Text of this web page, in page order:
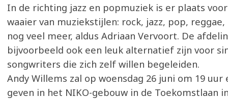
In de richting jazz en popmuziek is er plaats
waaier van muziekstijlen: rock, jazz, pop,
nog veel meer, aldus Adriaan Vervoort. De
bijvoorbeeld ook een leuk alternatief zijn voor
songwriters die zich zelf willen begeleiden.
Andy Willems zal op woensdag 26 juni om 19 uur
geven in het NIKO-gebouw in de Toekomstlaan